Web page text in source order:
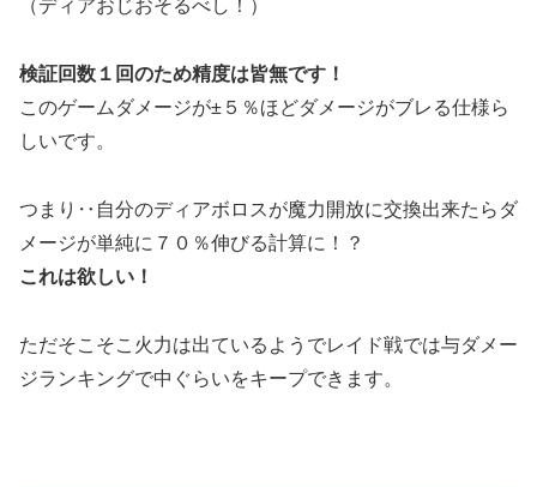
（ディアおじおそるべし！）
検証回数１回のため精度は皆無です！
このゲームダメージが±５％ほどダメージがブレる仕様ら
しいです。
つまり‥自分のディアボロスが魔力開放に交換出来たらダ
メージが単純に７０％伸びる計算に！？
これは欲しい！
ただそこそこ火力は出ているようでレイド戦では与ダメー
ジランキングで中ぐらいをキープできます。